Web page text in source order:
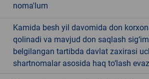
noma'lum
Kamida besh yil davomida don
qolinadi va mavjud don saqlash
belgilangan tartibda davlat zaxirasi
shartnomalar asosida haq to‘lash